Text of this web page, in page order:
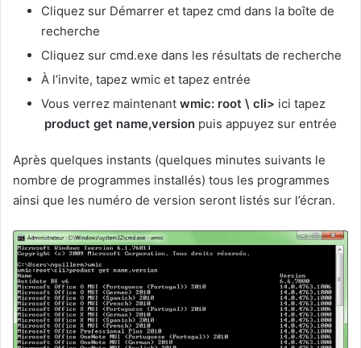
Cliquez sur Démarrer et tapez cmd dans la boîte de
recherche
Cliquez sur cmd.exe dans les résultats de recherche
À l’invite, tapez wmic et tapez entrée
Vous verrez maintenant wmic: root \ cli> ici tapez
product get name,version puis appuyez sur entrée
Après quelques instants (quelques minutes suivants le
nombre de programmes installés) tous les programmes
ainsi que les numéro de version seront listés sur l’écran.